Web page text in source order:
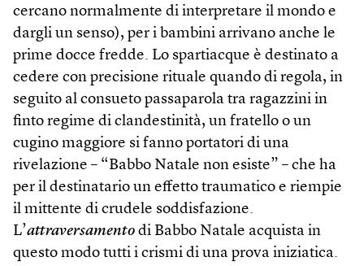
cercano normalmente di interpretare il mondo e
dargli un senso), per i bambini arrivano anche le
prime docce fredde. Lo spartiacque è destinato a
cedere con precisione rituale quando di regola, in
seguito al consueto passaparola tra ragazzini in
finto regime di clandestinità, un fratello o un
cugino maggiore si fanno portatori di una
rivelazione – “Babbo Natale non esiste” – che ha
per il destinatario un effetto traumatico e riempie
il mittente di crudele soddisfazione.
L’attraversamento di Babbo Natale acquista in
questo modo tutti i crismi di una prova iniziatica.